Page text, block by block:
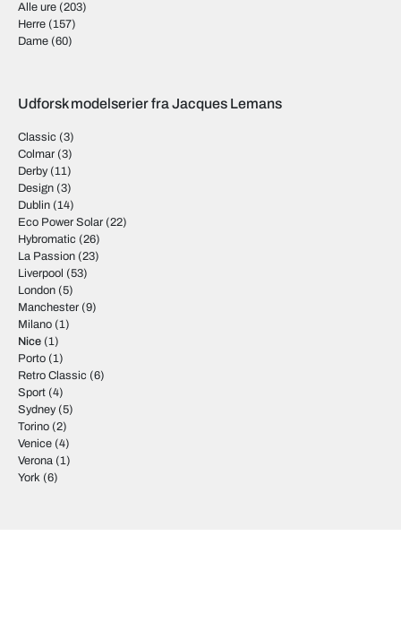
Alle ure (203)
Herre (157)
Dame (60)
Udforsk modelserier fra Jacques Lemans
Classic (3)
Colmar (3)
Derby(11)
Design (3)
Dublin (14)
Eco Power Solar (22)
Hybromatic (26)
La Passion (23)
Liverpool (53)
London (5)
Manchester (9)
Milano (1)
Nice (1)
Porto (1)
Retro Classic (6)
Sport (4)
Sydney(5)
Torino (2)
Venice (4)
Verona (1)
York (6)